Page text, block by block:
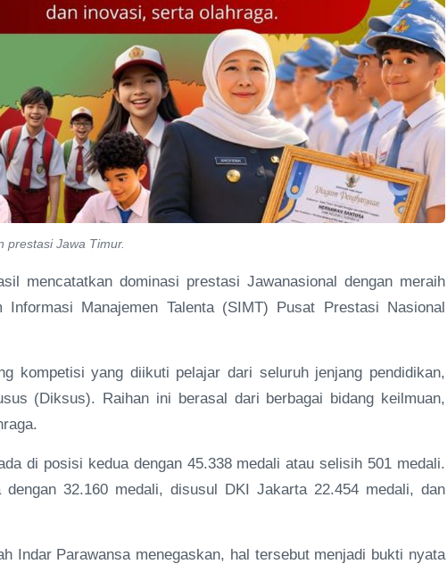
prestasi Jawa Timur.
mencatatkan dominasi prestasi Jawanasional dengan meraih
Manajemen Talenta (SIMT) Pusat Prestasi Nasional
kompetisi yang diikuti pelajar dari seluruh jenjang pendidikan,
(Diksus). Raihan ini berasal dari berbagai bidang keilmuan,
di posisi kedua dengan 45.338 medali atau selisih 501 medali.
32.160 medali, disusul DKI Jakarta 22.454 medali, dan
Indar Parawansa menegaskan, hal tersebut menjadi bukti nyata